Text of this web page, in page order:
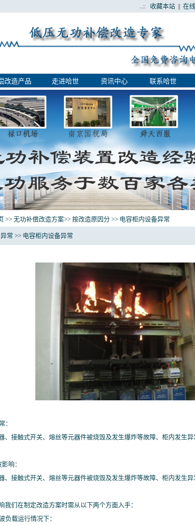
..:: 收藏本站|| 在
改造产品 走进哈世 资讯中心 联系哈世
>> 无功补偿改造方案>> 按改造原因分 >> 电容柜内设备异常
常 >> 电容柜内设备异常
：
、接触式开关、熔丝等元器件被烧毁及发生爆炸等故障、柜内发生
响：
、接触式开关、熔丝等元器件被烧毁及发生爆炸等故障、柜内发生
我们在制定改造方案时需从以下两个方面入手：
负载运行情况下：